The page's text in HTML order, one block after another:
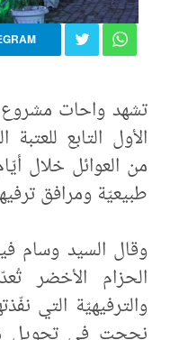
تشهد واحات مشروع
الأول التابع للعتبة
من العوائل خلال
طبيعيّة ومرافق
وقال السيد وسام
الحزام الأخضر
والترفيهيّة التي
نجحت في تحويل